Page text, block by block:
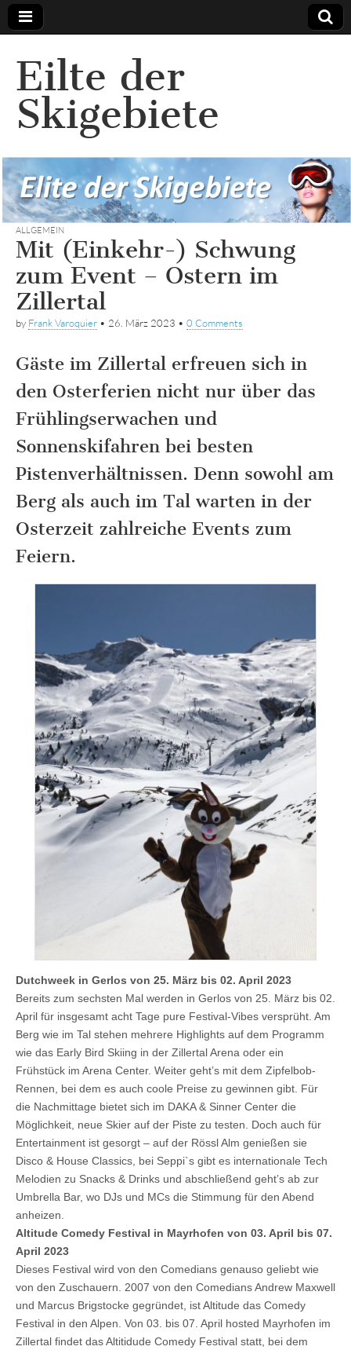
Eilte der
Skigebiete
ALLGEMEIN
Mit (Einkehr-) Schwung
zum Event – Ostern im
Zillertal
by Frank Varoquier • 26. März 2023 • 0 Comments
Gäste im Zillertal erfreuen sich in
den Osterferien nicht nur über das
Frühlingserwachen und
Sonnenskifahren bei besten
Pistenverhältnissen. Denn sowohl am
Berg als auch im Tal warten in der
Osterzeit zahlreiche Events zum
Feiern.
Dutchweek in Gerlos von 25. März bis 02. April 2023
Bereits zum sechsten Mal werden in Gerlos von 25. März bis 02.
April für insgesamt acht Tage pure Festival-Vibes versprüht. Am
Berg wie im Tal stehen mehrere Highlights auf dem Programm
wie das Early Bird Skiing in der Zillertal Arena oder ein
Frühstück im Arena Center. Weiter geht’s mit dem Zipfelbob-
Rennen, bei dem es auch coole Preise zu gewinnen gibt. Für
die Nachmittage bietet sich im DAKA & Sinner Center die
Möglichkeit, neue Skier auf der Piste zu testen. Doch auch für
Entertainment ist gesorgt – auf der Rössl Alm genießen sie
Disco & House Classics, bei Seppi`s gibt es internationale Tech
Melodien zu Snacks & Drinks und abschließend geht’s ab zur
Umbrella Bar, wo DJs und MCs die Stimmung für den Abend
anheizen.
Altitude Comedy Festival in Mayrhofen von 03. April bis 07.
April 2023
Dieses Festival wird von den Comedians genauso geliebt wie
von den Zuschauern. 2007 von den Comedians Andrew Maxwell
und Marcus Brigstocke gegründet, ist Altitude das Comedy
Festival in den Alpen. Von 03. bis 07. April hosted Mayrhofen im
Zillertal findet das Altitidude Comedy Festival statt, bei dem